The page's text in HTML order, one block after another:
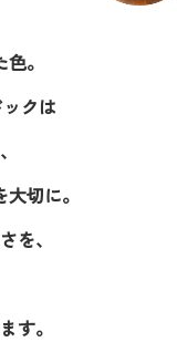
。
クは
切に。
を、
す。